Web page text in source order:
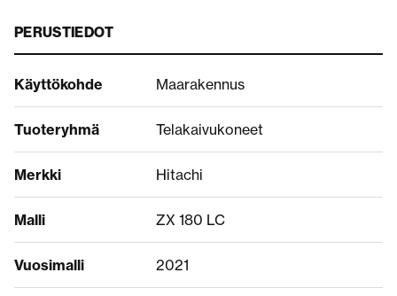
PERUSTIEDOT
Käyttökohde Maarakennus
Tuoteryhmä Telakaivukoneet
Merkki Hitachi
Malli ZX 180 LC
Vuosimalli 2021